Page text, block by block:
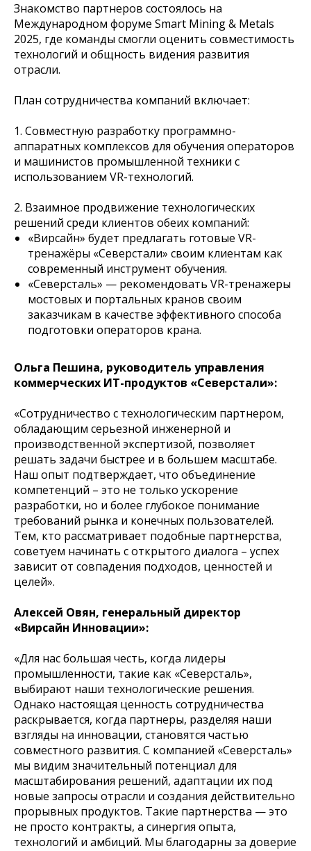
Знакомство партнеров состоялось на
Международном форуме Smart Mining & Metals
2025, где команды смогли оценить совместимость
технологий и общность видения развития
отрасли.
План сотрудничества компаний включает:
1. Совместную разработку программно-
аппаратных комплексов для обучения операторов
и машинистов промышленной техники с
использованием VR-технологий.
2. Взаимное продвижение технологических
решений среди клиентов обеих компаний:
«Вирсайн» будет предлагать готовые VR-
тренажёры «Северстали» своим клиентам как
современный инструмент обучения.
«Северсталь» — рекомендовать VR-тренажеры
мостовых и портальных кранов своим
заказчикам в качестве эффективного способа
подготовки операторов крана.
Ольга Пешина, руководитель управления
коммерческих ИТ-продуктов «Северстали»:
«Сотрудничество с технологическим партнером,
обладающим серьезной инженерной и
производственной экспертизой, позволяет
решать задачи быстрее и в большем масштабе.
Наш опыт подтверждает, что объединение
компетенций – это не только ускорение
разработки, но и более глубокое понимание
требований рынка и конечных пользователей.
Тем, кто рассматривает подобные партнерства,
советуем начинать с открытого диалога – успех
зависит от совпадения подходов, ценностей и
целей».
Алексей Овян, генеральный директор
«Вирсайн Инновации»:
«Для нас большая честь, когда лидеры
промышленности, такие как «Северсталь»,
выбирают наши технологические решения.
Однако настоящая ценность сотрудничества
раскрывается, когда партнеры, разделяя наши
взгляды на инновации, становятся частью
совместного развития. С компанией «Северсталь»
мы видим значительный потенциал для
масштабирования решений, адаптации их под
новые запросы отрасли и создания действительно
прорывных продуктов. Такие партнерства — это
не просто контракты, а синергия опыта,
технологий и амбиций. Мы благодарны за доверие